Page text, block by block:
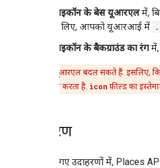
आइकॉन के बेस यूआरएलमें,
के लिए, आपको यूआरआई में
आइकॉन के बैकग्राउंड का रंगमें,
आइकॉन के यूआरएल बदल सकते हैं. इसलिए,
फ़ील्ड के साथ काम करता है. icon फ़ील्ड का
उदाहरण
यहां दिए गए उदाहरणों में,